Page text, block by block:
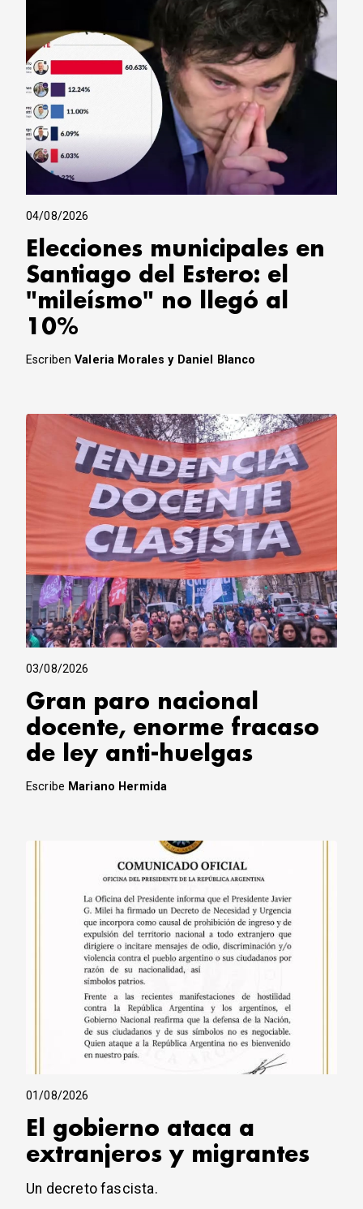
04/08/2026
Elecciones municipales en
Santiago del Estero: el
"mileísmo" no llegó al
10%
EscribenValeria Morales y Daniel Blanco
03/08/2026
Gran paro nacional
docente, enorme fracaso
de ley anti-huelgas
Escribe Mariano Hermida
01/08/2026
El gobierno ataca a
extranjeros y migrantes
Un decreto fascista.